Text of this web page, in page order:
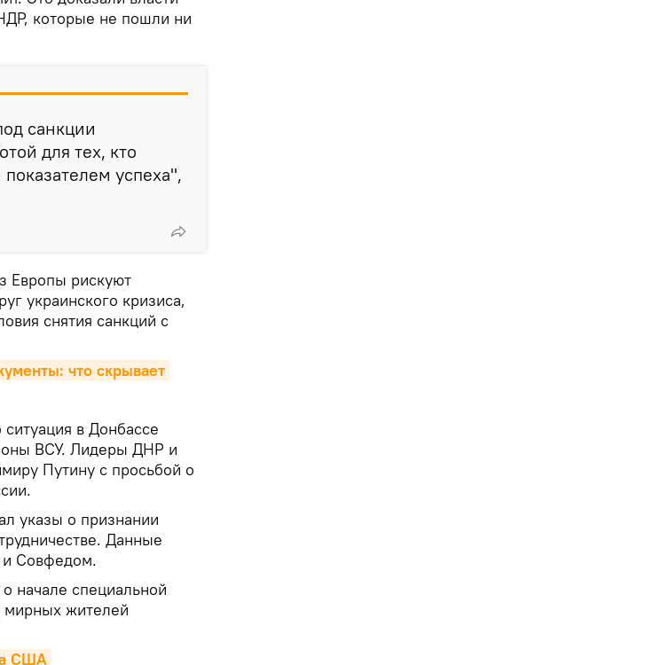
которые не пошли ни
санкции
для тех, кто
успеха",
Европы рискуют
украинского кризиса,
снятия санкций с
что скрывает
в Донбассе
ВСУ. Лидеры ДНР и
Путину с просьбой о
указы о признании
Данные
и Совфедом.
начале специальной
мирных жителей
США